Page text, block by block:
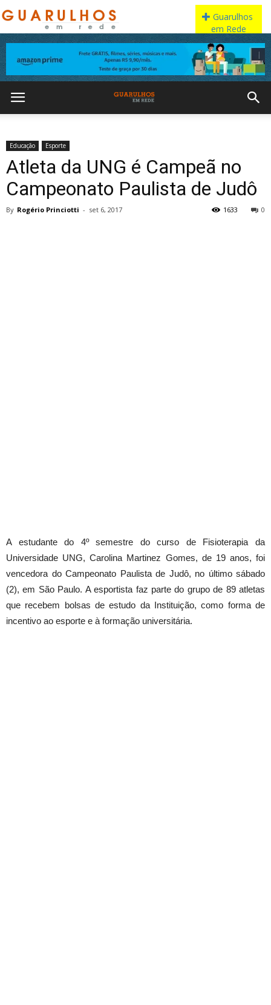
Educação Esporte
Atleta da UNG é Campeã no
Campeonato Paulista de Judô
By Rogério Princiotti - set 6, 2017 0
1633
A estudante do 4º semestre do curso de Fisioterapia da
Universidade UNG, Carolina Martinez Gomes, de 19 anos, foi
vencedora do Campeonato Paulista de Judô, no último sábado
(2), em São Paulo. A esportista faz parte do grupo de 89 atletas
que recebem bolsas de estudo da Instituição, como forma de
incentivo ao esporte e à formação universitária.